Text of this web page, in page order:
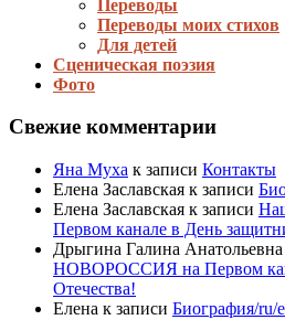
Переводы
Переводы моих стихов
Для детей
Сценическая поэзия
Фото
Свежие комментарии
Яна Муха к записи Контакты
Елена Заславская к записи
Елена Заславская к записи
Первом канале в День
Дрыгина Галина Анатольевна
НОВОРОССИЯ на Первом
Отечества!
Елена к записи Биография/ru/